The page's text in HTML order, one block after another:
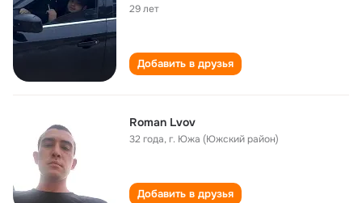
29 лет
Добавить в друзья
Roman Lvov
32 года,г. Южа (Южский район)
Добавить в друзья